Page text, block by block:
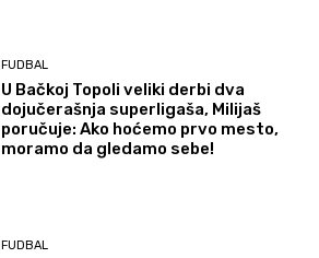
FUDBAL
U Bačkoj Topoli veliki derbi dva
dojučerašnja superligaša, Milijaš
poručuje: Ako hoćemo prvo mesto,
moramo da gledamo sebe!
FUDBAL